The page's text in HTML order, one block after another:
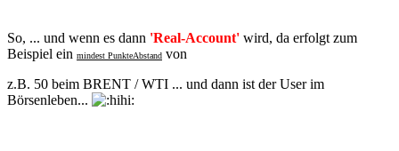
So, ... und wenn es dann 'Real-Account' wird, da erfolgt zum
Beispiel ein mindest PunkteAbstand von
z.B. 50 beim BRENT / WTI ... und dann ist der User im
Börsenleben...